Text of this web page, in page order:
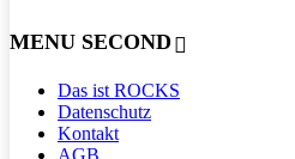
MENU SECOND
Das ist ROCKS
Datenschutz
Kontakt
AGB